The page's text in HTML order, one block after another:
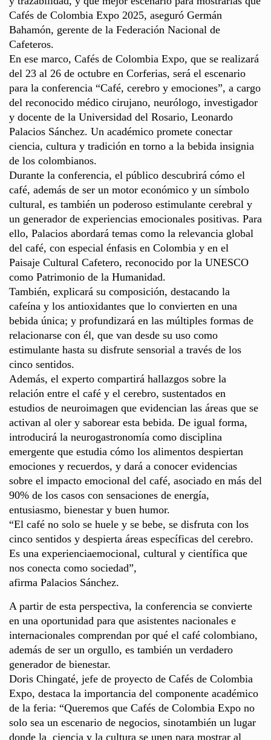
Cafés de Colombia Expo 2025, aseguró Germán
Bahamón, gerente de la Federación Nacional de
Cafeteros.
En ese marco, Cafés de Colombia Expo, que se realizará
del 23 al 26 de octubre en Corferias, será el escenario
para la conferencia “Café, cerebro y emociones”, a cargo
del reconocido médico cirujano, neurólogo, investigador
y docente de la Universidad del Rosario, Leonardo
Palacios Sánchez. Un académico promete conectar
ciencia, cultura y tradición en torno a la bebida insignia
de los colombianos.
Durante la conferencia, el público descubrirá cómo el
café, además de ser un motor económico y un símbolo
cultural, es también un poderoso estimulante cerebral y
un generador de experiencias emocionales positivas. Para
ello, Palacios abordará temas como la relevancia global
del café, con especial énfasis en Colombia y en el
Paisaje Cultural Cafetero, reconocido por la UNESCO
como Patrimonio de la Humanidad.
También, explicará su composición, destacando la
cafeína y los antioxidantes que lo convierten en una
bebida única; y profundizará en las múltiples formas de
relacionarse con él, que van desde su uso como
estimulante hasta su disfrute sensorial a través de los
cinco sentidos.
Además, el experto compartirá hallazgos sobre la
relación entre el café y el cerebro, sustentados en
estudios de neuroimagen que evidencian las áreas que se
activan al oler y saborear esta bebida. De igual forma,
introducirá la neurogastronomía como disciplina
emergente que estudia cómo los alimentos despiertan
emociones y recuerdos, y dará a conocer evidencias
sobre el impacto emocional del café, asociado en más del
90% de los casos con sensaciones de energía,
entusiasmo, bienestar y buen humor.
“El café no solo se huele y se bebe, se disfruta con los
cinco sentidos y despierta áreas específicas del cerebro.
Es una experienciaemocional, cultural y científica que
nos conecta como sociedad”,
afirma Palacios Sánchez.
A partir de esta perspectiva, la conferencia se convierte
en una oportunidad para que asistentes nacionales e
internacionales comprendan por qué el café colombiano,
además de ser un orgullo, es también un verdadero
generador de bienestar.
Doris Chingaté, jefe de proyecto de Cafés de Colombia
Expo, destaca la importancia del componente académico
de la feria: “Queremos que Cafés de Colombia Expo no
solo sea un escenario de negocios, sinotambién un lugar
donde la ciencia y la cultura se unen para mostrar al